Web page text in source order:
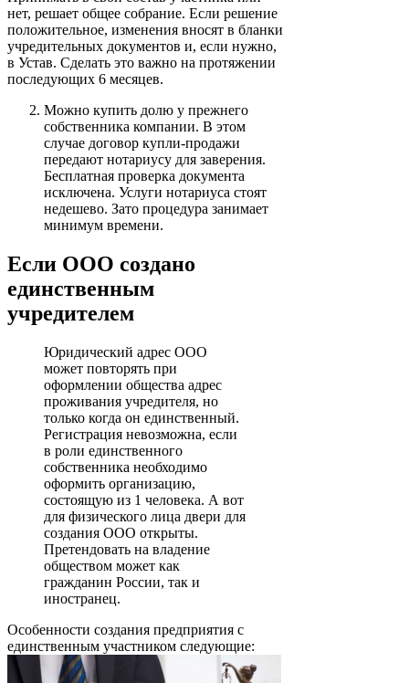
нет, решает общее собрание. Если решение
положительное, изменения вносят в бланки
учредительных документов и, если нужно,
в Устав. Сделать это важно на протяжении
последующих 6 месяцев.
Можно купить долю у прежнего
собственника компании. В этом
случае договор купли-продажи
передают нотариусу для заверения.
Бесплатная проверка документа
исключена. Услуги нотариуса стоят
недешево. Зато процедура занимает
минимум времени.
Если ООО создано
единственным
учредителем
Юридический адрес ООО
может повторять при
оформлении общества адрес
проживания учредителя, но
только когда он единственный.
Регистрация невозможна, если
в роли единственного
собственника необходимо
оформить организацию,
состоящую из 1 человека. А вот
для физического лица двери для
создания ООО открыты.
Претендовать на владение
обществом может как
гражданин России, так и
иностранец.
Особенности создания предприятия с
единственным участником следующие: